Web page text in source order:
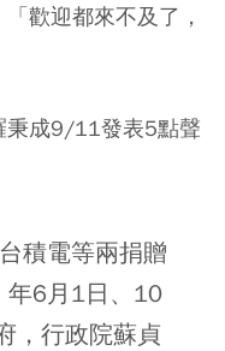
歡迎都來不及了，
秉成9/11發表5點聲
積電等兩捐贈
年6月1日、10
，行政院蘇貞